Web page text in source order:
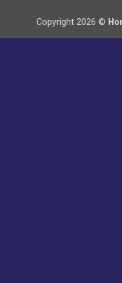
Copyright 2026 ©